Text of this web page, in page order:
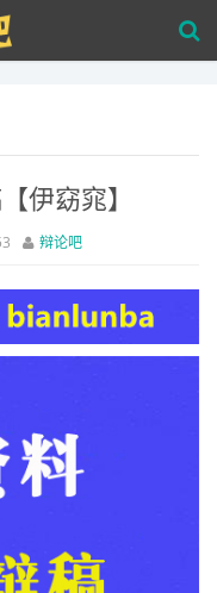
伊窈窕】
辩论吧